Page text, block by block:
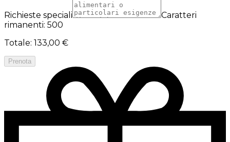
Richieste speciali
Caratteri
rimanenti: 500
Totale: 133,00 €
Prenota